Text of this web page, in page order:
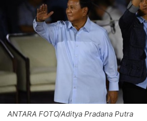
ANTARA FOTO/Aditya Pradana Putra